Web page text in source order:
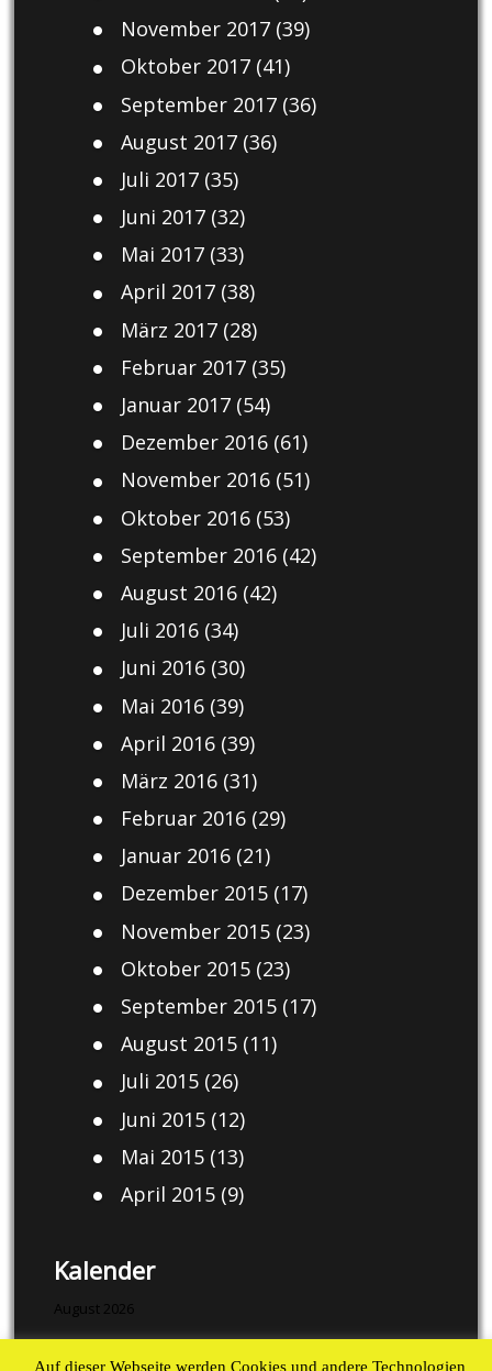
November 2017(39)
Oktober 2017(41)
September 2017(36)
August 2017(36)
Juli 2017(35)
Juni 2017(32)
Mai 2017(33)
April 2017(38)
März 2017(28)
Februar 2017(35)
Januar 2017(54)
Dezember 2016(61)
November 2016(51)
Oktober 2016(53)
September 2016(42)
August 2016(42)
Juli 2016(34)
Juni 2016(30)
Mai 2016(39)
April 2016(39)
März 2016(31)
Februar 2016(29)
Januar 2016(21)
Dezember 2015(17)
November 2015(23)
Oktober 2015(23)
September 2015(17)
August 2015(11)
Juli 2015(26)
Juni 2015(12)
Mai 2015(13)
April 2015(9)
Kalender
August 2026
Auf dieser Webseite werden Cookies und andere Technologien